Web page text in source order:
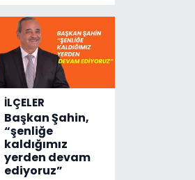
geldi...
Meğer, kan
donduracak
olaylar
olmuş...
İLÇELER
Başkan Şahin,
“şenliğe
kaldığımız
yerden devam
ediyoruz”